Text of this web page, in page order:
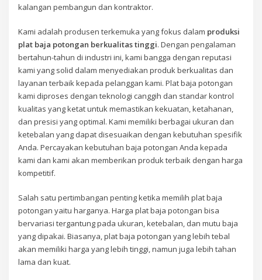
kalangan pembangun dan kontraktor.
Kami adalah produsen terkemuka yang fokus dalam produksi
plat baja potongan berkualitas tinggi. Dengan pengalaman
bertahun-tahun di industri ini, kami bangga dengan reputasi
kami yang solid dalam menyediakan produk berkualitas dan
layanan terbaik kepada pelanggan kami. Plat baja potongan
kami diproses dengan teknologi canggih dan standar kontrol
kualitas yang ketat untuk memastikan kekuatan, ketahanan,
dan presisi yang optimal. Kami memiliki berbagai ukuran dan
ketebalan yang dapat disesuaikan dengan kebutuhan spesifik
Anda. Percayakan kebutuhan baja potongan Anda kepada
kami dan kami akan memberikan produk terbaik dengan harga
kompetitif.
Salah satu pertimbangan penting ketika memilih plat baja
potongan yaitu harganya. Harga plat baja potongan bisa
bervariasi tergantung pada ukuran, ketebalan, dan mutu baja
yang dipakai. Biasanya, plat baja potongan yang lebih tebal
akan memiliki harga yang lebih tinggi, namun juga lebih tahan
lama dan kuat.